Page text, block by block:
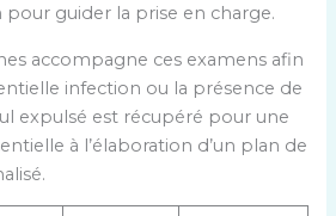
guider la prise en charge.
accompagne ces examens afin
infection ou la présence de
expulsé est récupéré pour une
à l’élaboration d’un plan de